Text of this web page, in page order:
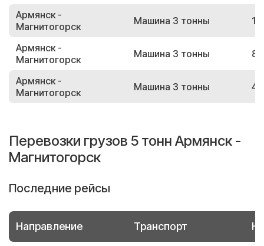
Армянск -
Магнитогорск
Машина 3 тонны
Армянск -
Магнитогорск
Машина 3 тонны
Армянск -
Магнитогорск
Машина 3 тонны
Перевозки грузов 5 тонн Армянск -
Магнитогорск
Последние рейсы
Направление Транспорт